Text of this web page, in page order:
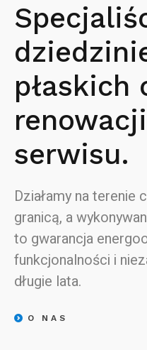
płaskich
serwisu.
Działamy na terenie
granicą, a
to gwarancja
funkcjonalności i
długie lata.
O NAS